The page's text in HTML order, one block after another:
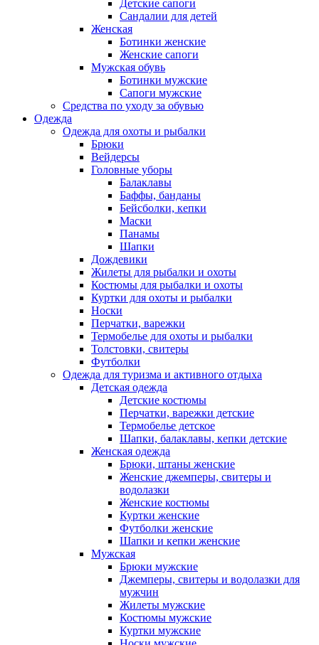
Детские сапоги
Сандалии для детей
Женская
Ботинки женские
Женские сапоги
Мужская обувь
Ботинки мужские
Сапоги мужские
Средства по уходу за обувью
Одежда
Одежда для охоты и рыбалки
Брюки
Вейдерсы
Головные уборы
Балаклавы
Баффы, банданы
Бейсболки, кепки
Маски
Панамы
Шапки
Дождевики
Жилеты для рыбалки и охоты
Костюмы для рыбалки и охоты
Куртки для охоты и рыбалки
Носки
Перчатки, варежки
Термобелье для охоты и рыбалки
Толстовки, свитеры
Футболки
Одежда для туризма и активного отдыха
Детская одежда
Детские костюмы
Перчатки, варежки детские
Термобелье детское
Шапки, балаклавы, кепки детские
Женская одежда
Брюки, штаны женские
Женские джемперы, свитеры и
водолазки
Женские костюмы
Куртки женские
Футболки женские
Шапки и кепки женские
Мужская
Брюки мужские
Джемперы, свитеры и водолазки для
мужчин
Жилеты мужские
Костюмы мужские
Куртки мужские